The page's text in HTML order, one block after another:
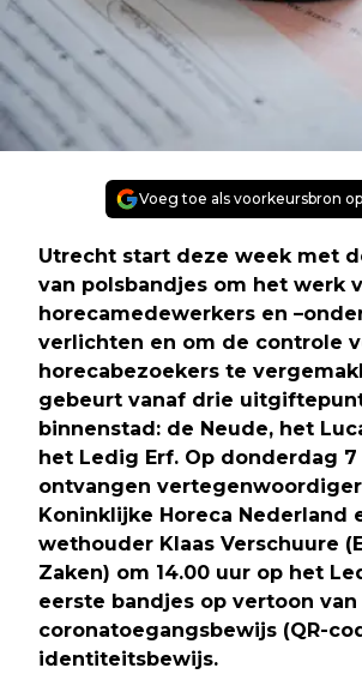
Voeg toe als voorkeursbron
Utrecht start deze week met
van polsbandjes om het werk
horecamedewerkers en
verlichten en om de controle
horecabezoekers te
gebeurt vanaf drie
binnenstad: de Neude, het
het Ledig Erf. Op donderdag
ontvangen
Koninklijke Horeca Nederland
wethouder Klaas Verschuure
Zaken) om 14.00 uur op het
eerste bandjes op vertoon van
coronatoegangsbewijs (QR-
identiteitsbewijs.